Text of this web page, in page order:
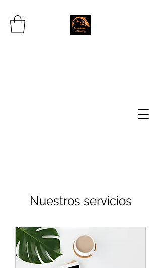
Nuestros servicios